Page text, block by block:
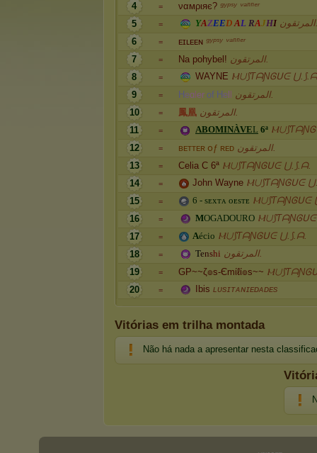
4
= ναмριяє? ᵍʸᵖˢʸ ᵛᵃⁿⁿᵉʳ
5
= YAZEED AL RAJHI
6
= ᴇɪʟᴇᴇɴ ᵍʸᵖˢʸ ᵛᵃⁿⁿᵉʳ
7
= Na pohybel!
المرتقون.
8
= WAYNE Ⲙ⋃⟆ƬᗩƝᎶᑌᕮ
9
= Heɑ er of He
المرتقون.
10
= 鳳凰
المرتقون.
11
= ABOMINÀVEL 6ª
12
= ʙᴇᴛᴛᴇʀ օ ƒ ʀᴇᴅ
المرتقون.
13
= Celia C 6ª Ⲙ⋃⟆ƬᗩƝᎶᑌᕮ ⋃.⟆.ᗩ.
14
= John Wayne Ⲙ⋃⟆ƬᗩƝᎶᑌᕮ
15
= 6 - sᴇxᴛᴀ ᴏᴇsᴛᴇ Ⲙ⋃⟆ƬᗩƝᎶᑌᕮ
16
= MOGADOURO
17
= Aécio Ⲙ⋃⟆ƬᗩƝᎶᑌᕮ ⋃.⟆.ᗩ.
18
= Tenshi
المرتقون.
19
= GP~~ζ๏s-Єmίℓί๏s~~
20
= Ibis ʟᴜsɪᴛᴀɴɪᴇᴅᴀᴅᴇs
Vitórias em trilha montada
Não há nada a apresentar nesta